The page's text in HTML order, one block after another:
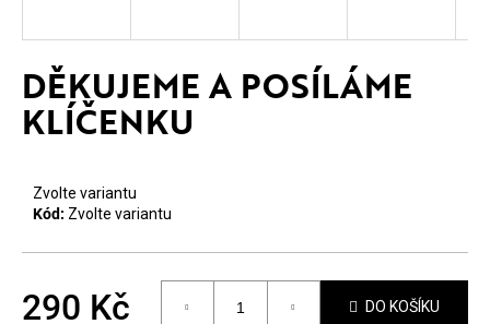
DĚKUJEME A POSÍLÁME
KLÍČENKU
Zvolte variantu
Kód: Zvolte variantu
290 Kč DO KOŠÍKU
E
T
E
N
A
J
Í
T